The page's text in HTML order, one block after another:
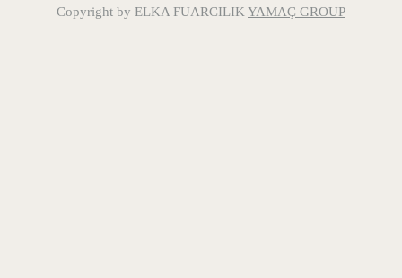
Copyright by ELKA FUARCILIK YAMAÇ GROUP